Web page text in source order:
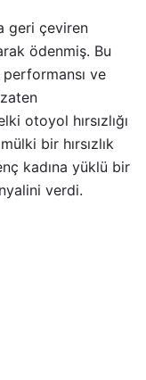
geri çeviren
ödenmiş. Bu
ve
otoyol hırsızlığı
bir hırsızlık
kadına yüklü bir
verdi.